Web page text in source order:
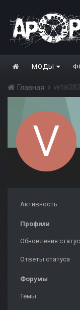
МОДЫ
Главная
Активность
Профили
Обновления
Ответы статуса
Форумы
Темы